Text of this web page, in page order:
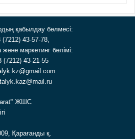
қабылдау бөлмесі:
(7212) 43-57-78,
маркетинг бөлімі:
(7212) 43-21-55
ЖШС
Қарағанды қ.